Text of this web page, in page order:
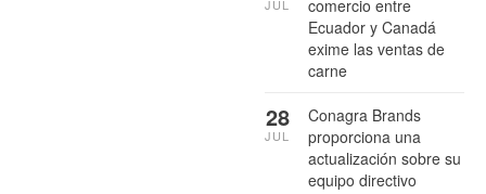
comercio entre
Ecuador y Canadá
exime las ventas de
carne
JUL
Conagra Brands
proporciona una
actualización sobre su
equipo directivo
28
JUL